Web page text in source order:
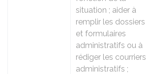
situation ; aider à
remplir les dossiers
et formulaires
administratifs ou à
rédiger les courriers
administratifs ;